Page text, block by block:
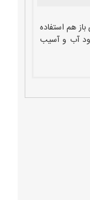
هم استفاده
آب و آسیب